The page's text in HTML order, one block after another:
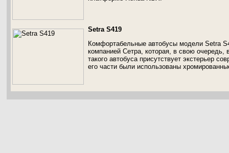
Setra S419
Комфортабельные автобусы модели Setra
компанией Сетра, которая, в свою очередь,
такого автобуса присутствует экстерьер
его части были использованы